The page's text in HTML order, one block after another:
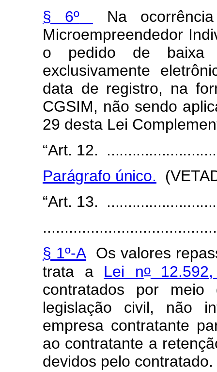
§
6º Na oco
Microempreendedor
o
pedido de
baixa
exclusivamente eletrôni
data de registro, na f
CGSIM, não sendo
29 desta Lei Comple
“Art. 12.
Parágrafo único.
“Art. 13.
§ 1º-AOs valores
trata a Lei no
contratados por
legislação civil, não
empresa contratante
ao contratante a
devidos pelo contratado.